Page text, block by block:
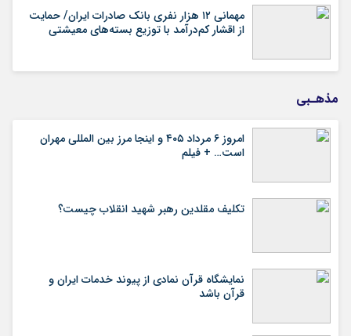
مهمانی ۱۲ هزار نفری بانک صادرات ایران/ حمایت
از اقشار کم‌درآمد با توزیع بسته‌های معیشتی
مذهـبی
امروز ۶ مرداد ۴۰۵ و اینجا مرز بین المللی مهران
است… + فیلم
تکلیف مقلدین رهبر شهید انقلاب چیست؟
نمایشگاه قرآن نمادی از پیوند خدمات ایران و
قرآن باشد